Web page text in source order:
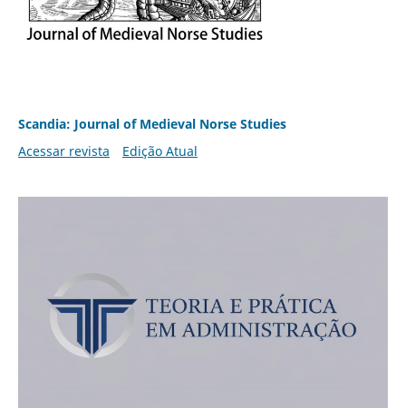
Scandia: Journal of Medieval Norse Studies
Acessar revista
Edição Atual